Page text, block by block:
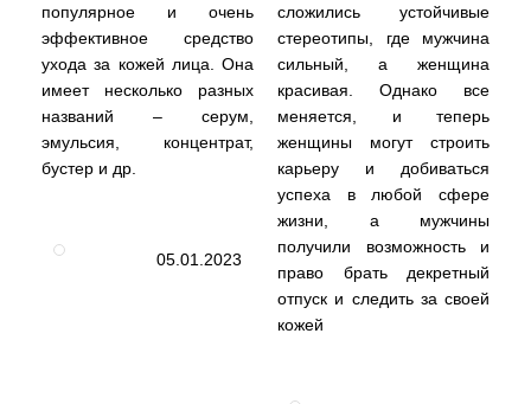
популярное и очень
эффективное средство
ухода за кожей лица. Она
имеет несколько разных
названий – серум,
эмульсия, концентрат,
бустер и др.
05.01.2023
сложились устойчивые
стереотипы, где мужчина
сильный, а женщина
красивая. Однако все
меняется, и теперь
женщины могут строить
карьеру и добиваться
успеха в любой сфере
жизни, а мужчины
получили возможность и
право брать декретный
отпуск и следить за своей
кожей